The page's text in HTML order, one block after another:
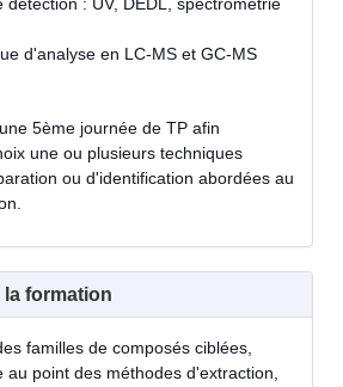
détection : UV, DEDL, spectrométrie
d'analyse en LC-MS et GC-MS
5ème journée de TP afin
une ou plusieurs techniques
ou d'identification abordées au
formation
familles de composés ciblées,
au point des méthodes d'extraction,